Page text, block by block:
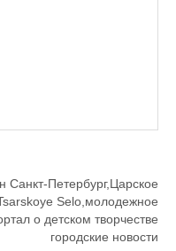
Петербург,Царское
Selo,молодежное
о детском творчестве
городские новости